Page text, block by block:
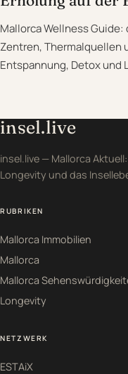
Mallorca Wellness
Zentren, Thermalquellen
Entspannung, Detox und
insel.live
insel.live — Mallorca
Longevity und das
RUBRIKEN
Mallorca Immobilien
Mallorca
Mallorca
Longevity
NETZWERK
ESTAiX